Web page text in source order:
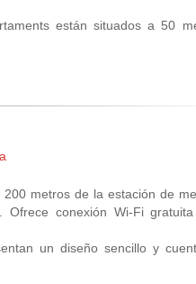
están situados a 50
Patrimonio de la
Chic & Basic presentan una
metros de la estación de
Ofrece conexión Wi-Fi
un diseño sencillo y